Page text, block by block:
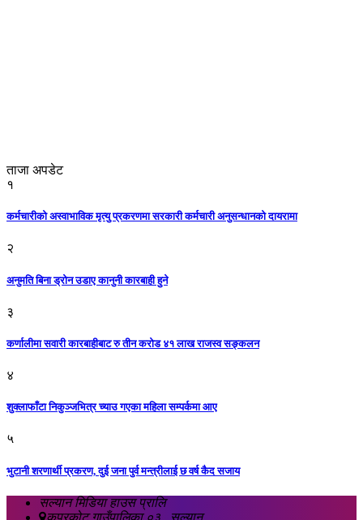
ताजा अपडेट
१
कर्मचारीको अस्वाभाविक मृत्यु प्रकरणमा सरकारी कर्मचारी अनुसन्धानको दायरामा
२
अनुमति बिना ड्रोन उडाए कानुनी कारबाही हुने
३
कर्णालीमा सवारी कारबाहीबाट रु तीन करोड ४१ लाख राजस्व सङ्कलन
४
शुक्लाफाँटा निकुञ्जभित्र च्याउ गएका महिला सम्पर्कमा आए
५
भुटानी शरणार्थी प्रकरण, दुई जना पुर्व मन्त्रीलाई छ वर्ष कैद सजाय
सल्यान मिडिया हाउस प्रालि
कपुरकोट गाउँपालिका ०३ , सल्यान